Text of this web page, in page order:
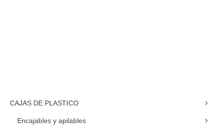
CAJAS DE PLASTICO
Encajables y apilables